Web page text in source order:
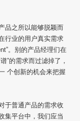
品之所以能够脱颖而
行业的用户真实需求
。别的产品经理们在
”的需求而过滤掉了，
个创新的机会来把握
于普通产品的需求收
集平台中，我们应当